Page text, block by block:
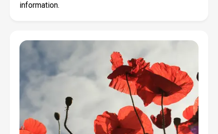
information.